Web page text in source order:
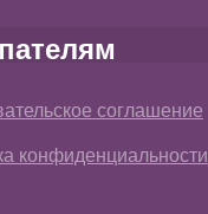
соглашение
конфиденциальности